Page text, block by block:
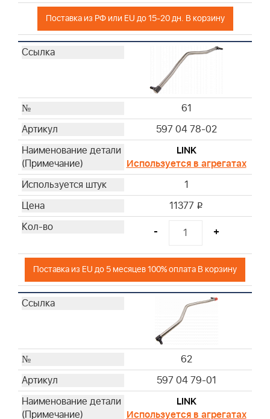
Поставка из РФ или EU до 15-20 дн. В корзину
61
597 04 78-02
LINK
Используется в агрегатах
1
11377 i
- +
Поставка из EU до 5 месяцев 100% оплата В корзину
62
597 04 79-01
LINK
Используется в агрегатах